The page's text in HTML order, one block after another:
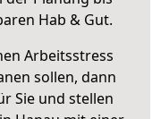
Hab & Gut.
Arbeitsstress
sollen, dann
Sie und stellen